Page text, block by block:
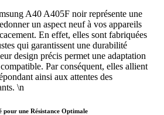
A40 A405F noir représente une
un aspect neuf à vos appareils
En effet, elles sont fabriquées
qui garantissent une durabilité
design précis permet une adaptation
Par conséquent, elles allient
ainsi aux attentes des
\n
une Résistance Optimale